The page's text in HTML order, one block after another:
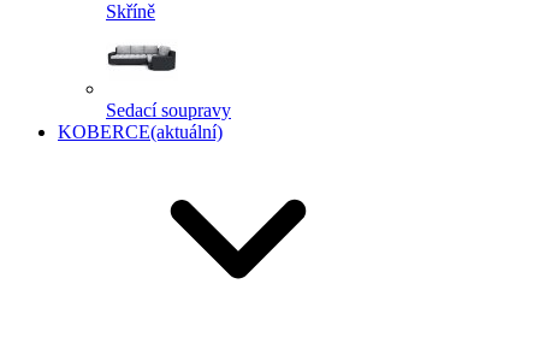
Skříně
Sedací soupravy
KOBERCE(aktuální)